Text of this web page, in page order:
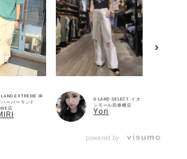
LAND EXTREME 神
ハーバーランド
店
G-LAND SELECT イオ
ンモール四條畷店
Yori
powered by